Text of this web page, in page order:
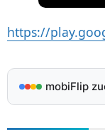
https://
mobiFlip